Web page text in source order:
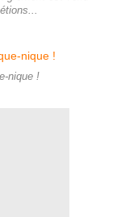
nique !